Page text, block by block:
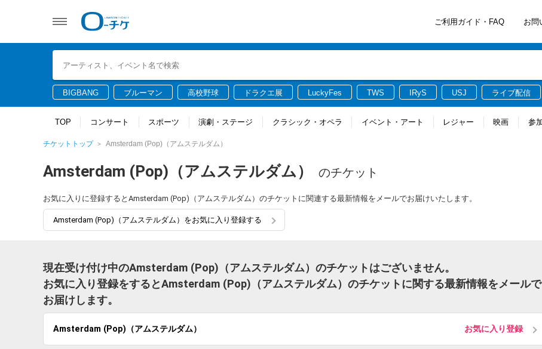
ご利用ガイド・FAQ お問
BIGBANG ブルーマン 高校野球 ドラクエ展 LuckyFes TWS IRyS USJ ライブ配信
TOP コンサート スポーツ 演劇・ステージ クラシック・オペラ イベント・アート レジャー 映画 参
チケットトップ Amsterdam (Pop)（アムステルダム）
Amsterdam (Pop)（アムステルダム） のチケット
お気に入りに登録するとAmsterdam (Pop)（アムステルダム）のチケットに関連する最新情報をメールでお届けいたします。
Amsterdam (Pop)（アムステルダム）をお気に入り登録する
現在受け付け中のAmsterdam (Pop)（アムステルダム）のチケットはございません。
お気に入り登録をするとAmsterdam (Pop)（アムステルダム）のチケットに関する最新情報をメールで
お届けします。
Amsterdam (Pop)（アムステルダム） お気に入り登録